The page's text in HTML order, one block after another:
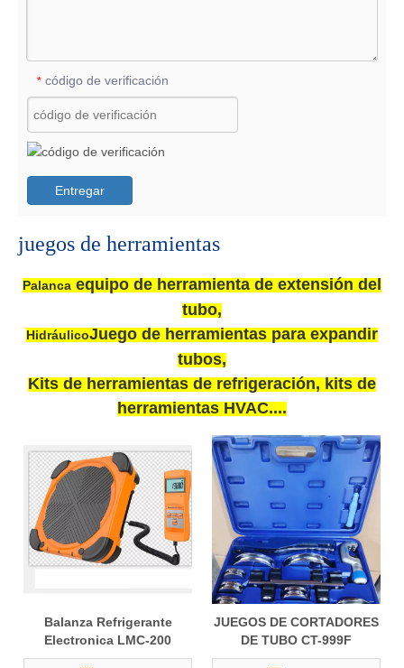
* código de verificación
Entregar
juegos de herramientas
Palanca equipo de herramienta de extensión del
tubo,
HidráulicoJuego de herramientas para expandir
tubos,
Kits de herramientas de refrigeración, kits de
herramientas HVAC....
Balanza Refrigerante
Electronica LMC-200
100KG
JUEGOS DE CORTADORES
DE TUBO CT-999F